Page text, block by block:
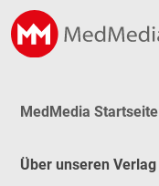
MedMedia Startseite
Über unseren Verlag